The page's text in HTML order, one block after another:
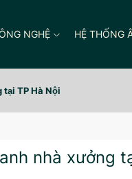
NGHỆ HỆ THỐNG
tại TP Hà Nội
nhà xưởng